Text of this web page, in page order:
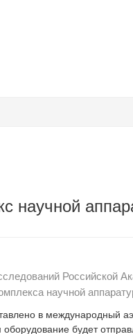
научной
Российской
научной
в международный
будет